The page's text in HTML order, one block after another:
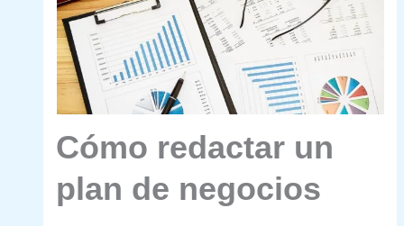
Cómo redactar un
plan de negocios